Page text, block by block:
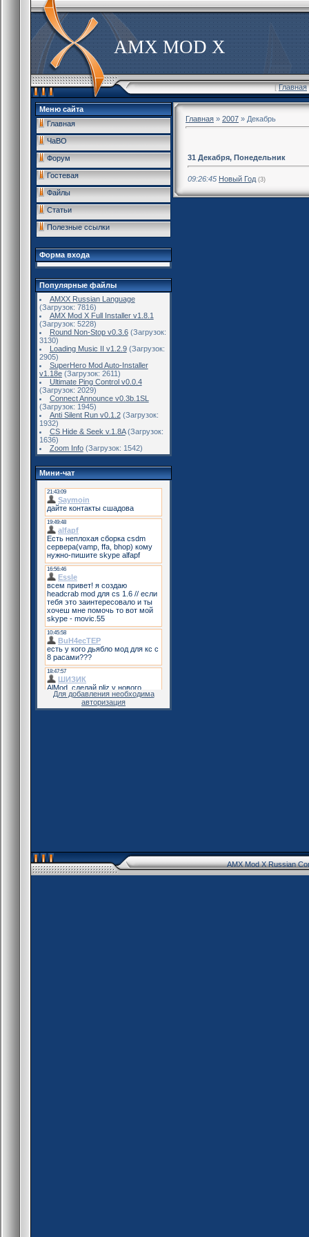
AMX MOD X
[Главная
Меню сайта
Главная
ЧаВО
Форум
Гостевая
Файлы
Статьи
Полезные ссылки
Форма входа
Популярные файлы
AMXX Russian Language
(Загрузок: 7816)
AMX Mod X Full Installer v1.8.1
(Загрузок: 5228)
Round Non-Stop v0.3.6(Загрузок:
3130)
Loading Music II v1.2.9(Загрузок:
2905)
SuperHero Mod Auto-Installer
v1.18e (Загрузок: 2611)
Ultimate Ping Control v0.0.4
(Загрузок: 2029)
Connect Announce v0.3b.1SL
(Загрузок: 1945)
Anti Silent Run v0.1.2(Загрузок:
1932)
CS Hide & Seek v.1.8A(Загрузок:
1636)
Zoom Info(Загрузок: 1542)
Мини-чат
Для добавления необходима
авторизация
Главная » 2007 » Декабрь
31 Декабря, Понедельник
09:26:45 Новый Год (3)
AMX Mod X Russian